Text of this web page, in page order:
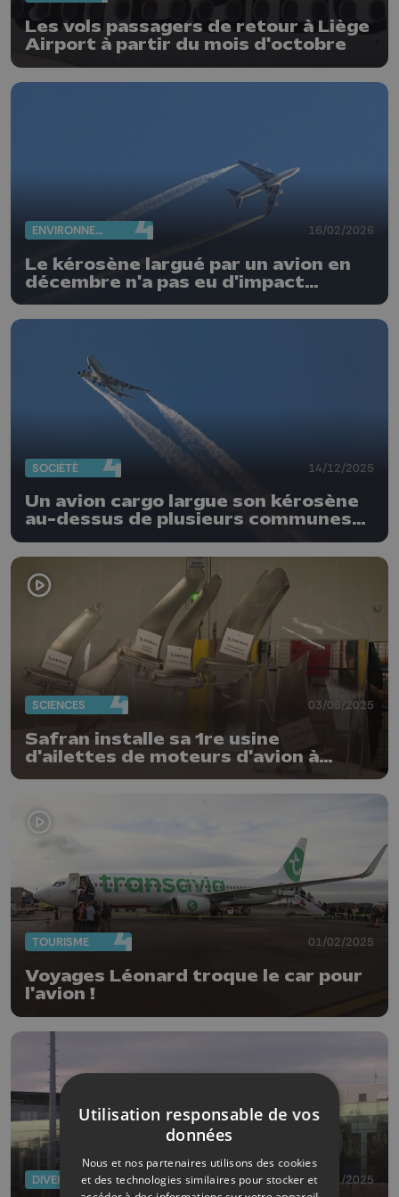
Les vols passagers de retour à Liège
Airport à partir du mois d'octobre
ENVIRONNEMENT 16/02/2026
Le kérosène largué par un avion en
décembre n'a pas eu d'impact
environnemental
SOCIÉTÉ 14/12/2025
Un avion cargo largue son kérosène
au-dessus de plusieurs communes
SCIENCES 03/06/2025
Safran installe sa 1re usine
d'ailettes de moteurs d'avion à
Marchin
TOURISME 01/02/2025
Voyages Léonard troque le car pour
l'avion !
DIVERS 30/01/2025
Utilisation responsable de vos
données
Nous et nos partenaires utilisons des cookies
et des technologies similaires pour stocker et